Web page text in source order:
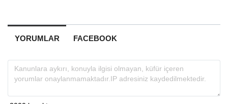
YORUMLAR FACEBOOK